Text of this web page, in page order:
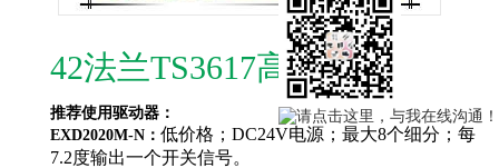
42法兰TS3617高扭力
推荐使用驱动器：
EXD2020M-N： 低价格；DC24V电源；最大8个细分；每
7.2度输出一个开关信号。